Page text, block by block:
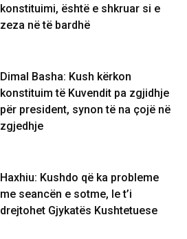
konstituimi, është e shkruar si e
zeza në të bardhë
Dimal Basha: Kush kërkon
konstituim të Kuvendit pa zgjidhje
për president, synon të na çojë në
zgjedhje
Haxhiu: Kushdo që ka probleme
me seancën e sotme, le t’i
drejtohet Gjykatës Kushtetuese